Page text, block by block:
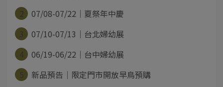
07/08-07/22｜夏祭年中慶
07/10-07/13｜台北婦幼展
06/19-06/22｜台中婦幼展
新品預告｜限定門市開放早鳥預購